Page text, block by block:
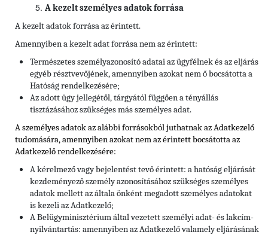
A kezelt személyes adatok forrása
A kezelt adatok forrása az érintett.
Amennyiben a kezelt adat forrása nem az érintett:
Természetes személyazonosító adatai az ügyfélnek és az eljárás
egyéb résztvevőjének, amennyiben azokat nem ő bocsátotta a
Hatóság rendelkezésére;
Az adott ügy jellegétől, tárgyától függően a tényállás
tisztázásához szükséges más személyes adat.
A személyes adatok az alábbi forrásokból juthatnak az Adatkezelő
tudomására, amennyiben azokat nem az érintett bocsátotta az
Adatkezelő rendelkezésére:
A kérelmező vagy bejelentést tevő érintett: a hatóság eljárását
kezdeményező személy azonosításához szükséges személyes
adatok mellett az általa önként megadott személyes adatokat
is kezeli az Adatkezelő;
A Belügyminisztérium által vezetett személyi adat- és lakcím-
nyilvántartás: amennyiben az Adatkezelő valamely eljárásának